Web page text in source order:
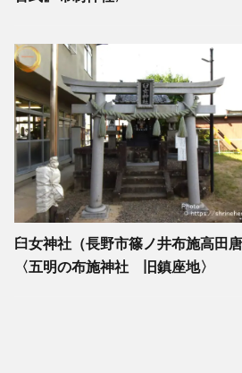
臼女神社（長野市篠ノ井布施高田唐
〈五明の布施神社 旧鎮座地〉